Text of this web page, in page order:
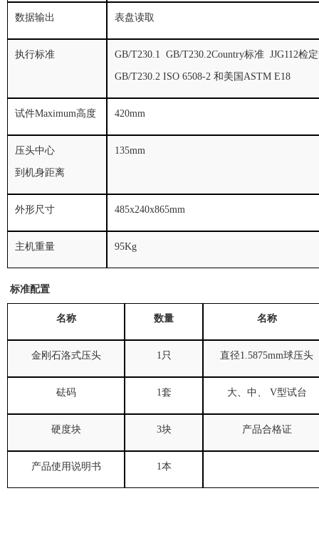
数据输出 表盘读取
执行标准 GB/T230.1 GB/T230.2Country标准 JJG112检
GB/T230.2 ISO 6508-2和美国 ASTM E18
试件Maximum高度 420mm
压头中心
到机身距离
135mm
外形尺寸 485x240x865mm
主机重量 95Kg
标准配置
名称 数量 名称
金刚石洛式压头 1 只 直径1.5875mm球压头
砝码 1 套 大、中、 V型试台
硬度块 3块 产品合格证
产品使用说明书 1 本